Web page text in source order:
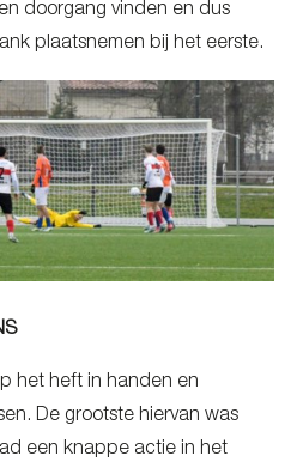
doorgang vinden en dus
plaatsnemen bij het eerste.
het heft in handen en
De grootste hiervan was
een knappe actie in het